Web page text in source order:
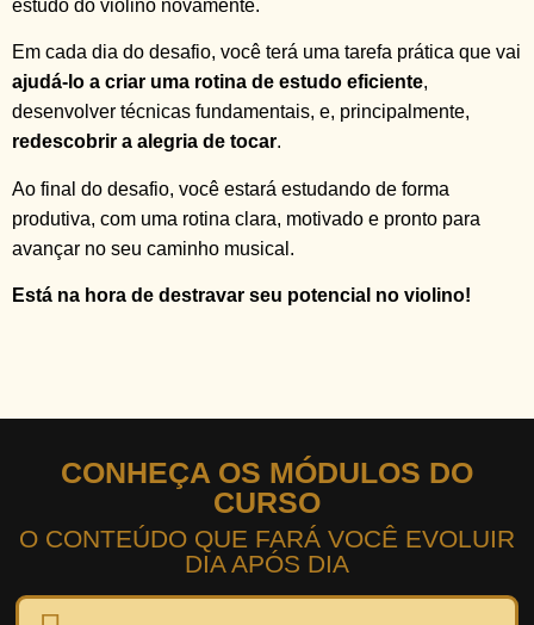
estudo do violino novamente.
Em cada dia do desafio, você terá uma tarefa prática que vai
ajudá-lo a criar uma rotina de estudo eficiente,
desenvolver técnicas fundamentais, e, principalmente,
redescobrir a alegria de tocar.
Ao final do desafio, você estará estudando de forma
produtiva, com uma rotina clara, motivado e pronto para
avançar no seu caminho musical.
Está na hora de destravar seu potencial no violino!
CONHEÇA OS MÓDULOS DO
CURSO
O CONTEÚDO QUE FARÁ VOCÊ EVOLUIR
DIA APÓS DIA